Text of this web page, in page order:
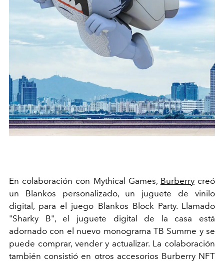
En colaboración con Mythical Games, Burberrycreó
un Blankos personalizado, un juguete de vinilo
digital, para el juego Blankos Block Party. Llamado
"Sharky B", el juguete digital de la casa está
adornado con el nuevo monograma TB Summe y se
puede comprar, vender y actualizar. La colaboración
también consistió en otros accesorios Burberry NFT